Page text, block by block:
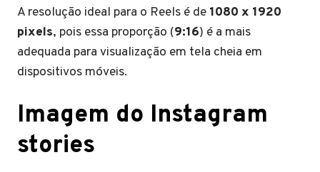
A resolução ideal para o Reels é de 1080 x 1920
pixels, pois essa proporção (9:16) é a mais
adequada para visualização em tela cheia em
dispositivos móveis.
Imagem do Instagram
stories